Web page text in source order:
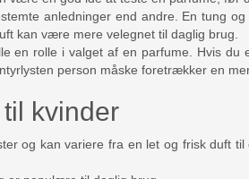
anledninger end andre. En tung
kan være mere velegnet til daglig brug.
en rolle i valget af en parfume. Hvis du
person måske foretrækker en
kvinder
og kan variere fra en let og frisk duft